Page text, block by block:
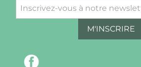
M'INSCRIRE